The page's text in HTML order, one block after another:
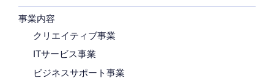
事業内容
クリエイティブ事業
ITサービス事業
ビジネスサポート事業